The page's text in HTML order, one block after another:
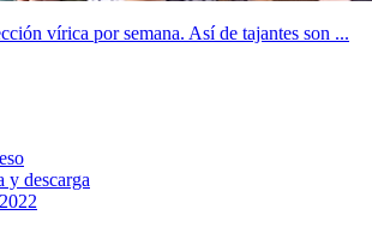
vírica por semana. Así de tajantes son ...
y descarga